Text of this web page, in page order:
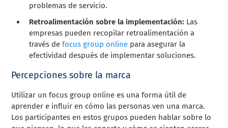
problemas de servicio.
Retroalimentación sobre la implementación: Las
empresas pueden recopilar retroalimentación a
través de focus group online para asegurar la
efectividad después de implementar soluciones.
Percepciones sobre la marca
Utilizar un focus group online es una forma útil de
aprender e influir en cómo las personas ven una marca.
Los participantes en estos grupos pueden hablar sobre lo